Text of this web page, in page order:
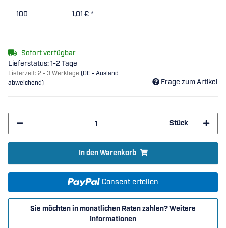
100 1,01 € *
Sofort verfügbar
Lieferstatus: 1-2 Tage
Lieferzeit: 2 - 3 Werktage (DE - Ausland
abweichend)
Frage zum Artikel
Stück
In den Warenkorb
Consent erteilen
Sie möchten in monatlichen Raten zahlen?Weitere
Informationen